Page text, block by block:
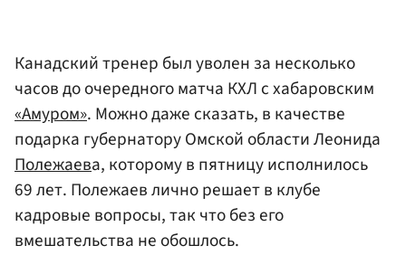
Канадский тренер был уволен за несколько
часов до очередного матча КХЛ с хабаровским
«Амуром». Можно даже сказать, в качестве
подарка губернатору Омской области Леонида
Полежаева, которому в пятницу исполнилось
69 лет. Полежаев лично решает в клубе
кадровые вопросы, так что без его
вмешательства не обошлось.